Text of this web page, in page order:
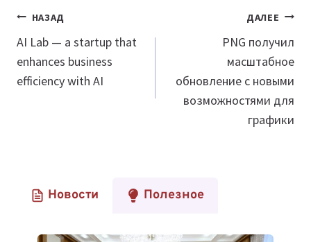
Навигация
по
записям
НАЗАД
AI Lab — a startup that
enhances business
efficiency with AI
ДАЛЕЕ
PNG получил
масштабное
обновление с новыми
возможностями для
графики
Новости Полезное